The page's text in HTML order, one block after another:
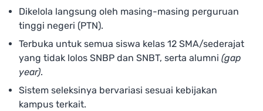
Dikelola langsung oleh masing-masing perguruan
tinggi negeri (PTN).
Terbuka untuk semua siswa kelas 12 SMA/sederajat
yang tidak lolos SNBP dan SNBT, serta alumni (gap
year).
Sistem seleksinya bervariasi sesuai kebijakan
kampus terkait.